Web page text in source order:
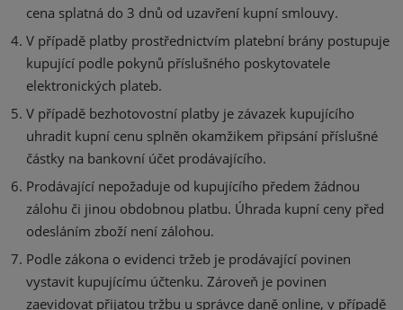
cena splatná do 3 dnů od uzavření kupní smlouvy.
V případě platby prostřednictvím platební brány postupuje
kupující podle pokynů příslušného poskytovatele
elektronických plateb.
V případě bezhotovostní platby je závazek kupujícího
uhradit kupní cenu splněn okamžikem připsání příslušné
částky na bankovní účet prodávajícího.
Prodávající nepožaduje od kupujícího předem žádnou
zálohu či jinou obdobnou platbu. Úhrada kupní ceny před
odesláním zboží není zálohou.
Podle zákona o evidenci tržeb je prodávající povinen
vystavit kupujícímu účtenku. Zároveň je povinen
zaevidovat přijatou tržbu u správce daně online, v případě